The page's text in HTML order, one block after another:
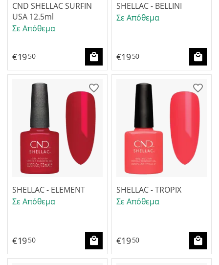
CND SHELLAC SURFIN
USA 12.5ml
Σε Απόθεμα
€1950
SHELLAC - BELLINI
Σε Απόθεμα
€1950
SHELLAC - ELEMENT
Σε Απόθεμα
€1950
SHELLAC - TROPIX
Σε Απόθεμα
€1950